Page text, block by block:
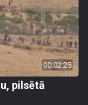
00:02:25
pilsētā